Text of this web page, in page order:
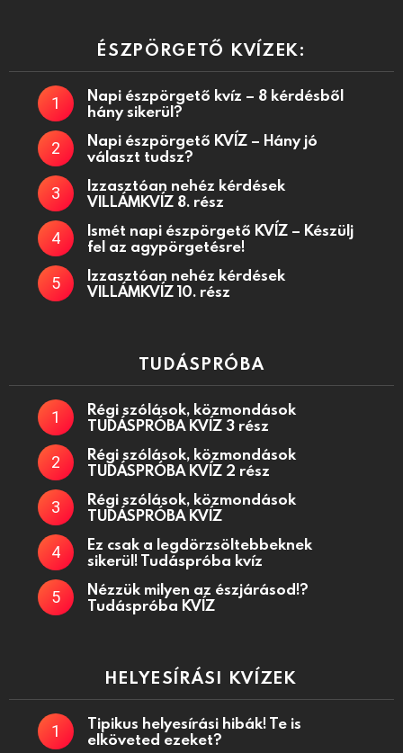
ÉSZPÖRGETŐ KVÍZEK:
Napi észpörgető kvíz – 8 kérdésből
hány sikerül?
Napi észpörgető KVÍZ – Hány jó
választ tudsz?
Izzasztóan nehéz kérdések
VILLÁMKVÍZ 8. rész
Ismét napi észpörgető KVÍZ – Készülj
fel az agypörgetésre!
Izzasztóan nehéz kérdések
VILLÁMKVÍZ 10. rész
TUDÁSPRÓBA
Régi szólások, közmondások
TUDÁSPRÓBA KVÍZ 3 rész
Régi szólások, közmondások
TUDÁSPRÓBA KVÍZ 2 rész
Régi szólások, közmondások
TUDÁSPRÓBA KVÍZ
Ez csak a legdörzsöltebbeknek
sikerül! Tudáspróba kvíz
Nézzük milyen az észjárásod!?
Tudáspróba KVÍZ
HELYESÍRÁSI KVÍZEK
Tipikus helyesírási hibák! Te is
elköveted ezeket?